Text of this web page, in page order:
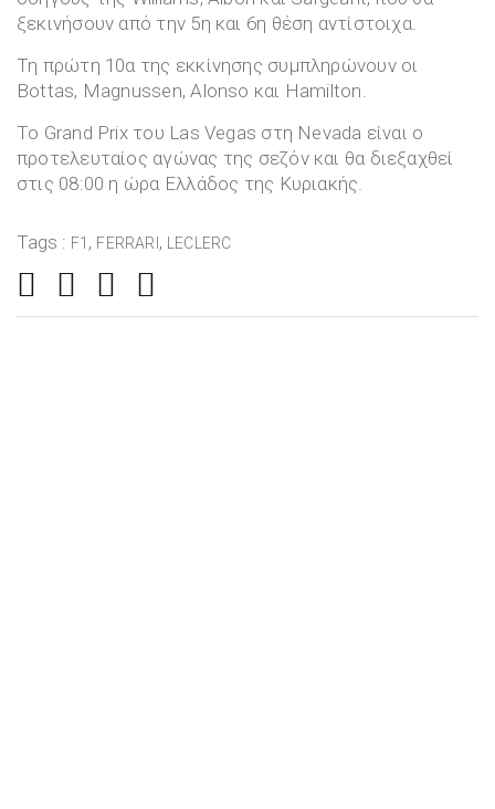
ξεκινήσουν από την 5η και 6η θέση αντίστοιχα.
Τη πρώτη 10α της εκκίνησης συμπληρώνουν οι
Bottas, Magnussen, Alonso και Hamilton.
To Grand Prix του Las Vegas στη Nevada είναι ο
προτελευταίος αγώνας της σεζόν και θα διεξαχθεί
στις 08:00 η ώρα Ελλάδος της Κυριακής.
Tags : F1 , FERRARI , LECLERC